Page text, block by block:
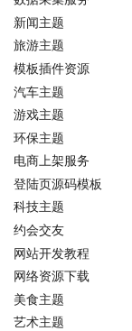
新闻主题
旅游主题
模板插件资源
汽车主题
游戏主题
环保主题
电商上架服务
登陆页源码模板
科技主题
约会交友
网站开发教程
网络资源下载
美食主题
艺术主题